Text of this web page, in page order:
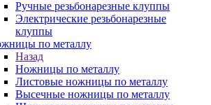
Ручные резьбонарезные клуппы
Электрические резьбонарезные
клуппы
по металлу
Назад
Ножницы по металлу
Листовые ножницы по металлу
Высечные ножницы по металлу